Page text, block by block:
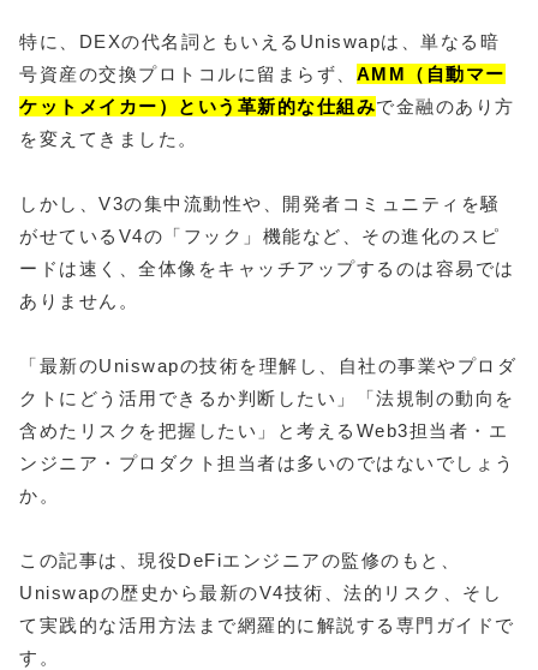
特に、DEXの代名詞ともいえるUniswapは、単なる暗
号資産の交換プロトコルに留まらず、 AMM（自動マー
ケットメイカー）という革新的な仕組みで金融のあり方
を変えてきました。
しかし、V3の集中流動性や、開発者コミュニティを騒
がせているV4の「フック」機能など、その進化のスピ
ードは速く、全体像をキャッチアップするのは容易では
ありません。
「最新のUniswapの技術を理解し、自社の事業やプロダ
クトにどう活用できるか判断したい」「法規制の動向を
含めたリスクを把握したい」と考えるWeb3担当者・エ
ンジニア・プロダクト担当者は多いのではないでしょう
か。
この記事は、現役DeFiエンジニアの監修のもと、
Uniswapの歴史から最新のV4技術、法的リスク、そし
て実践的な活用方法まで網羅的に解説する専門ガイドで
す。